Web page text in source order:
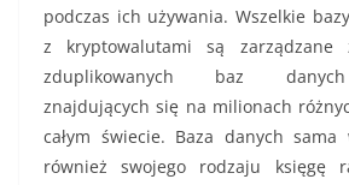
podczas ich używania. Wszelkie
z kryptowalutami są zarządzane
zduplikowanych baz
znajdujących się na milionach
całym świecie. Baza danych
również swojego rodzaju księgę